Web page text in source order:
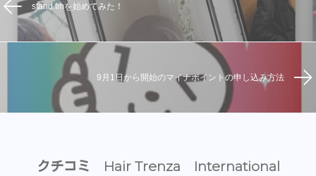
stand.fmを始めてみた！
9月1日から開始のマイナポイントの申し込み方法
クチコミ Hair Trenza International